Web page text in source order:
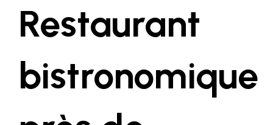
Restaurant
bistronomique